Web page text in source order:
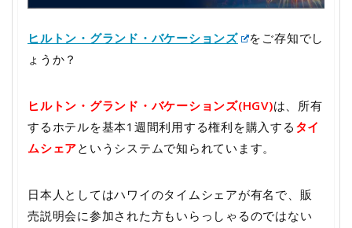
ヒルトン・グランド・バケーションズ
をご存知でし
ょうか？
ヒルトン・グランド・バケーションズ(HGV)は、所有
するホテルを基本1週間利用する権利を購入する タイ
ムシェアというシステムで知られています。
日本人としてはハワイのタイムシェアが有名で、販
売説明会に参加された方もいらっしゃるのではない